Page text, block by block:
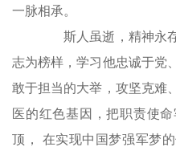
一脉相承。
斯人虽逝，精神永存
志为榜样，学习他忠诚于党
敢于担当的大举，攻坚克难
医的红色基因，把职责使
顶， 在实现中国梦强军梦